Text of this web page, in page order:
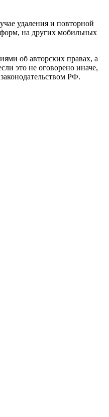
удаления и повторной
на других мобильных
об авторских правах, а
это не оговорено иначе,
РФ.